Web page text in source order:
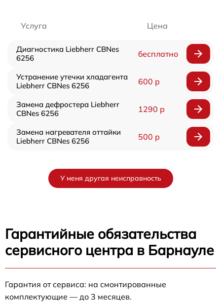
Услуга Цена
Диагностика Liebherr CBNes
6256
бесплатно
Устранение утечки хладагента
Liebherr CBNes 6256
600 р
Замена дефростера Liebherr
CBNes 6256
1290 р
Замена нагревателя оттайки
Liebherr CBNes 6256
500 р
У меня другая неисправность
Гарантийные обязательства
сервисного центра в Барнауле
Гарантия от сервиса: на смонтированные
комплектующие — до 3 месяцев.